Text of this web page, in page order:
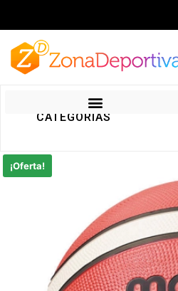
CATEGORIAS
¡Oferta!